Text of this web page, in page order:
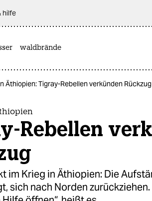
hilfe
waldbrände
Äthiopien: Tigray-Rebellen verkünden Rückzug
Rebellen
im Krieg in Äthiopien: Die
sich nach Norden